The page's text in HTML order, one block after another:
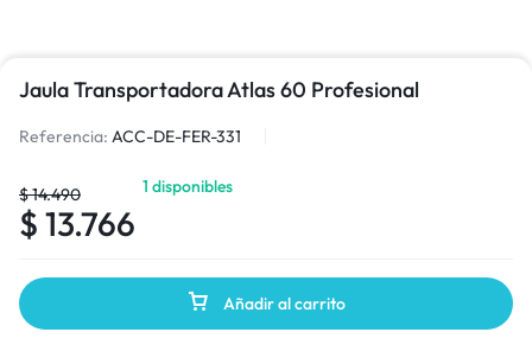
Jaula Transportadora Atlas 60 Profesional
Referencia: ACC-DE-FER-331
$14.490
$ 13.766
1 disponibles
Añadir al carrito